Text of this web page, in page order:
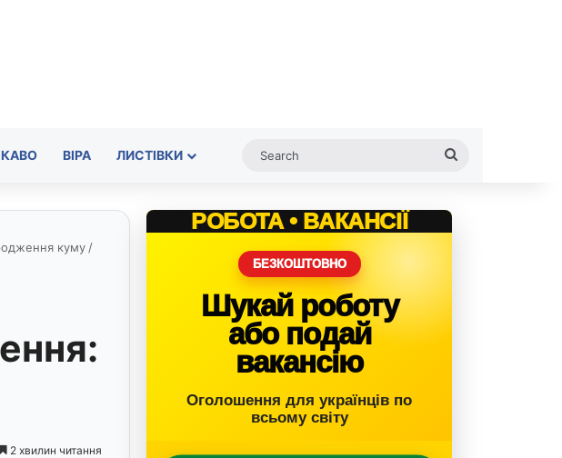
ВІРА ЛИСТІВКИ
куму /
2 хвилин читання
РОБОТА • ВАКАНСІЇ
БЕЗКОШТОВНО
Шукай роботу
або подай
вакансію
Оголошення для українців по
всьому світу